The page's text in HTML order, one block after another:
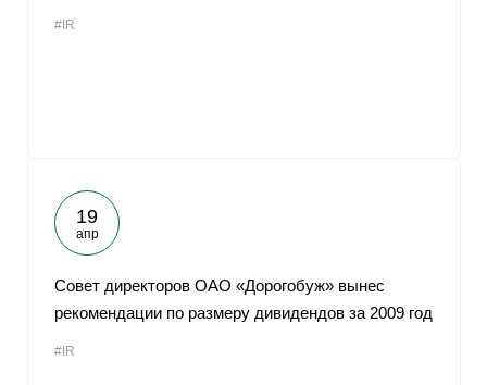
#IR
19
апр
Совет директоров ОАО «Дорогобуж» вынес
рекомендации по размеру дивидендов за 2009 год
#IR